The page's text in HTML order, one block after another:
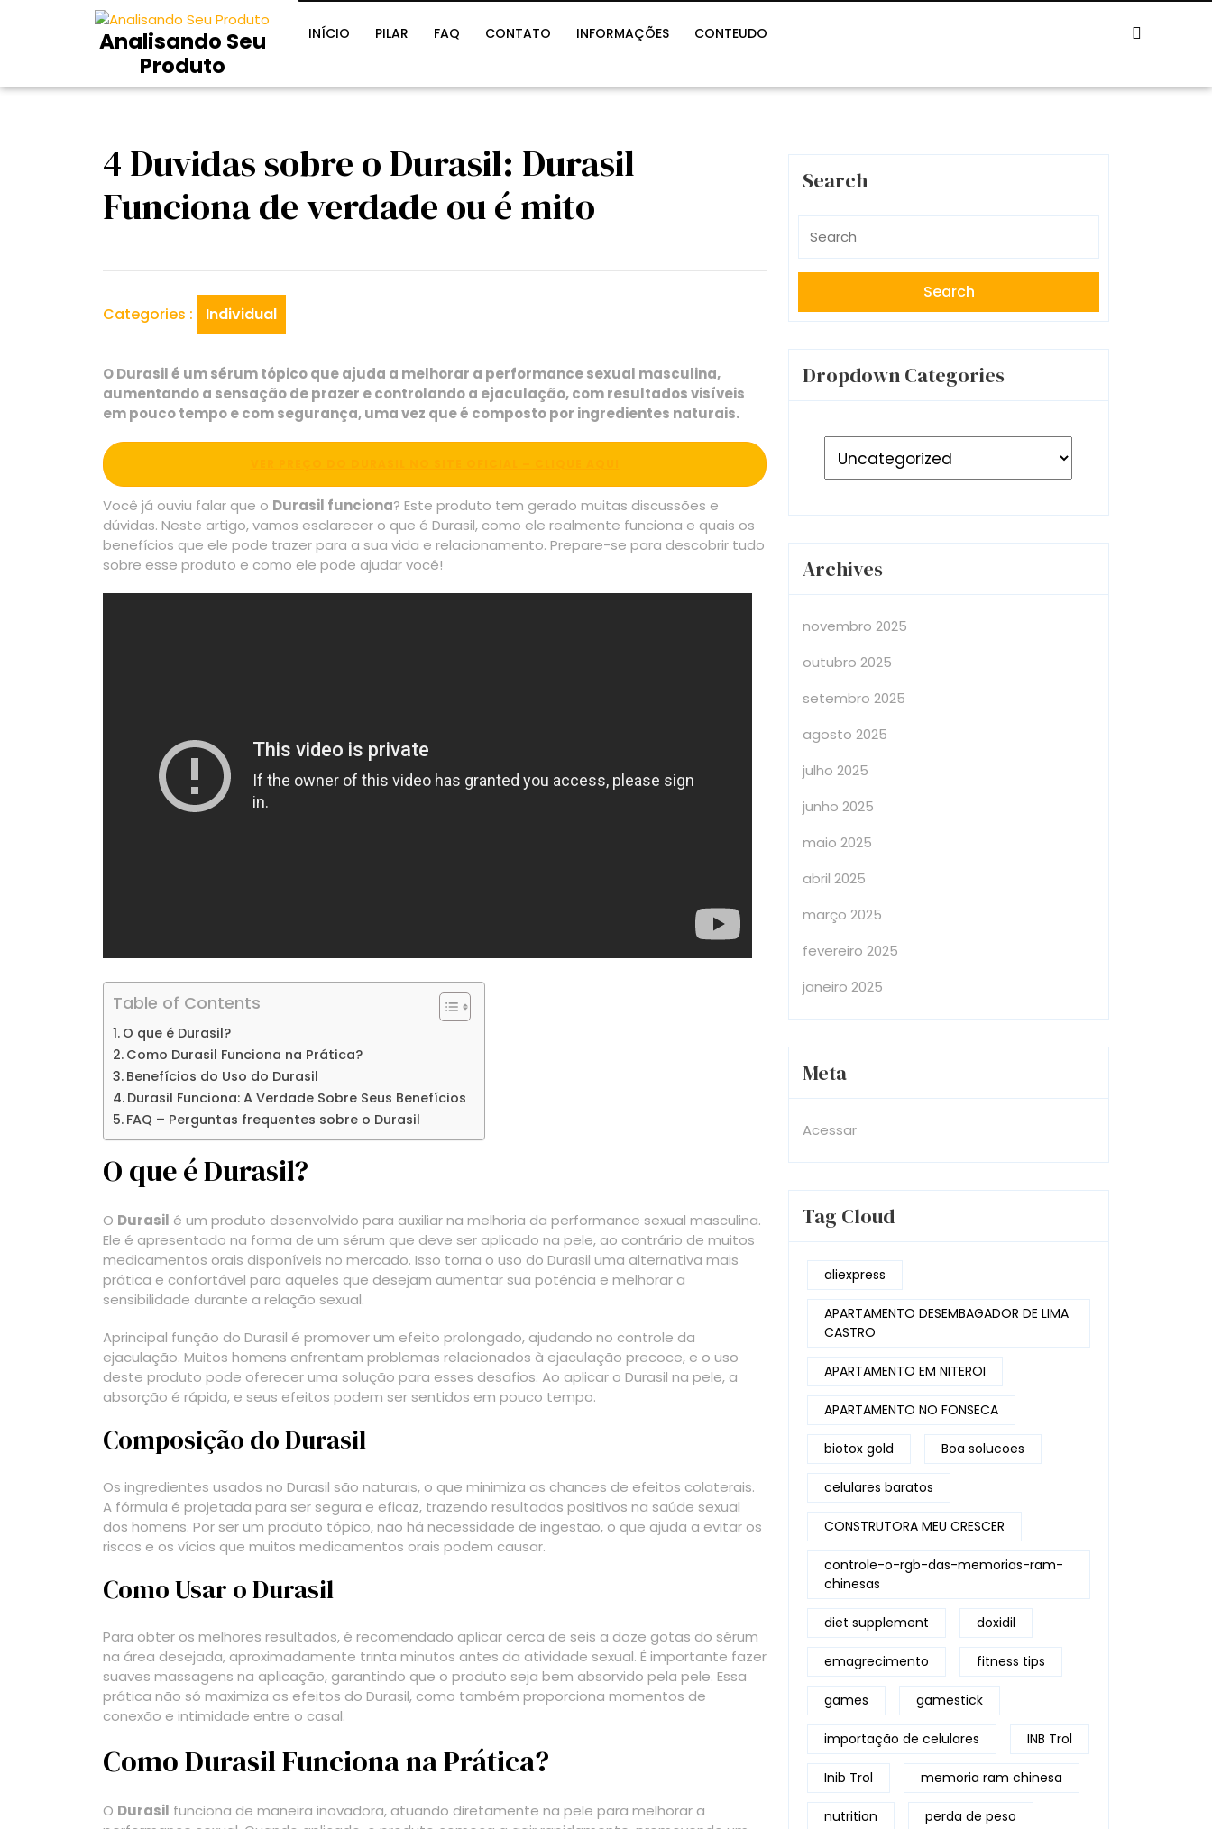
Analisando Seu
Produto
INÍCIO PILAR FAQ CONTATO INFORMAÇÕES CONTEUDO
4 Duvidas sobre o Durasil: Durasil
Funciona de verdade ou é mito
Categories : Individual
O Durasil é um sérum tópico que ajuda a melhorar a performance sexual masculina,
aumentando a sensação de prazer e controlando a ejaculação, com resultados visíveis
em pouco tempo e com segurança, uma vez que é composto por ingredientes naturais.
Você já ouviu falar que o Durasil funciona? Este produto tem gerado muitas discussões e
dúvidas. Neste artigo, vamos esclarecer o que é Durasil, como ele realmente funciona e quais os
benefícios que ele pode trazer para a sua vida e relacionamento. Prepare-se para descobrir tudo
sobre esse produto e como ele pode ajudar você!
Table of Contents
O que é Durasil?
Como Durasil Funciona na Prática?
Benefícios do Uso do Durasil
Durasil Funciona: A Verdade Sobre Seus Benefícios
FAQ – Perguntas frequentes sobre o Durasil
O que é Durasil?
O Durasil é um produto desenvolvido para auxiliar na melhoria da performance sexual masculina.
Ele é apresentado na forma de um sérum que deve ser aplicado na pele, ao contrário de muitos
medicamentos orais disponíveis no mercado. Isso torna o uso do Durasil uma alternativa mais
prática e confortável para aqueles que desejam aumentar sua potência e melhorar a
sensibilidade durante a relação sexual.
Aprincipal função do Durasil é promover um efeito prolongado, ajudando no controle da
ejaculação. Muitos homens enfrentam problemas relacionados à ejaculação precoce, e o uso
deste produto pode oferecer uma solução para esses desafios. Ao aplicar o Durasil na pele, a
absorção é rápida, e seus efeitos podem ser sentidos em pouco tempo.
Composição do Durasil
Os ingredientes usados no Durasil são naturais, o que minimiza as chances de efeitos colaterais.
A fórmula é projetada para ser segura e eficaz, trazendo resultados positivos na saúde sexual
dos homens. Por ser um produto tópico, não há necessidade de ingestão, o que ajuda a evitar os
riscos e os vícios que muitos medicamentos orais podem causar.
Como Usar o Durasil
Para obter os melhores resultados, é recomendado aplicar cerca de seis a doze gotas do sérum
na área desejada, aproximadamente trinta minutos antes da atividade sexual. É importante fazer
suaves massagens na aplicação, garantindo que o produto seja bem absorvido pela pele. Essa
prática não só maximiza os efeitos do Durasil, como também proporciona momentos de
conexão e intimidade entre o casal.
Como Durasil Funciona na Prática?
O Durasil funciona de maneira inovadora, atuando diretamente na pele para melhorar a
Search
for:
Dropdown Categories
Archives
novembro 2025
outubro 2025
setembro 2025
agosto 2025
julho 2025
junho 2025
maio 2025
abril 2025
março 2025
fevereiro 2025
janeiro 2025
Meta
Acessar
Tag Cloud
aliexpress
APARTAMENTO DESEMBAGADOR DE LIMA
CASTRO
APARTAMENTO EM NITEROI
APARTAMENTO NO FONSECA
biotox gold Boa solucoes
celulares baratos
CONSTRUTORA MEU CRESCER
controle-o-rgb-das-memorias-ram-
chinesas
diet supplement doxidil
emagrecimento fitness tips
games gamestick
importação de celulares INB Trol
Inib Trol memoria ram chinesa
nutrition perda de peso